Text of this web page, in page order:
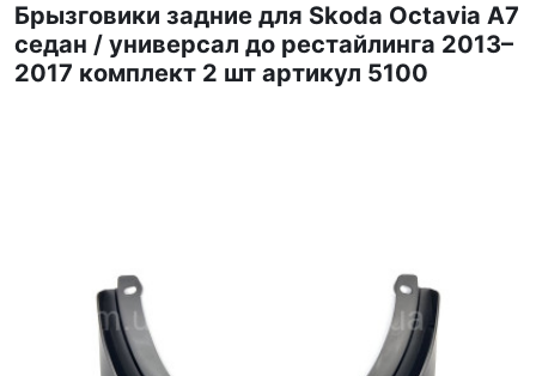
Брызговики задние для Skoda Octavia A7
седан / универсал до рестайлинга 2013–
2017 комплект 2 шт артикул 5100